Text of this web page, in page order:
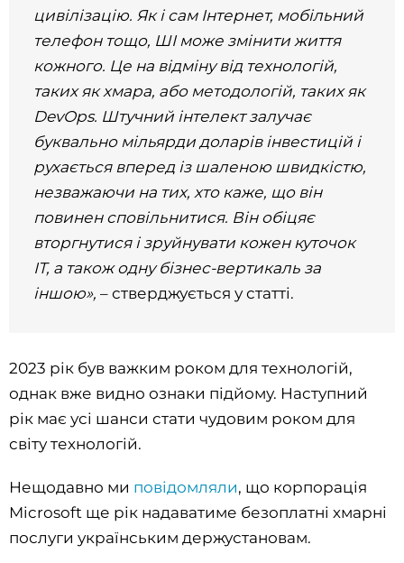
цивілізацію. Як і сам Інтернет, мобільний
телефон тощо, ШІ може змінити життя
кожного. Це на відміну від технологій,
таких як хмара, або методологій, таких як
DevOps. Штучний інтелект залучає
буквально мільярди доларів інвестицій і
рухається вперед із шаленою швидкістю,
незважаючи на тих, хто каже, що він
повинен сповільнитися. Він обіцяє
вторгнутися і зруйнувати кожен куточок
ІТ, а також одну бізнес-вертикаль за
іншою», – стверджується у статті.
2023 рік був важким роком для технологій,
однак вже видно ознаки підйому. Наступний
рік має усі шанси стати чудовим роком для
світу технологій.
Нещодавно ми повідомляли, що корпорація
Microsoft ще рік надаватиме безоплатні хмарні
послуги українським держустановам.